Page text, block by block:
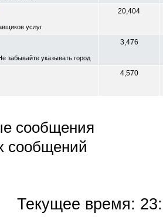
услуг
20,404
забывайте указывать город
3,476
4,570
сообщения
сообщений
Текущее время: